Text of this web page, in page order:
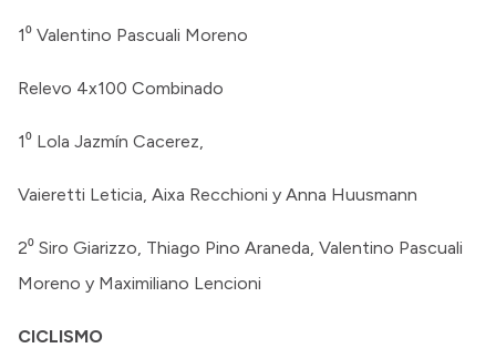
1⁰ Valentino Pascuali Moreno
Relevo 4x100 Combinado
1⁰ Lola Jazmín Cacerez,
Vaieretti Leticia, Aixa Recchioni y Anna Huusmann
2⁰ Siro Giarizzo, Thiago Pino Araneda, Valentino Pascuali
Moreno y Maximiliano Lencioni
CICLISMO